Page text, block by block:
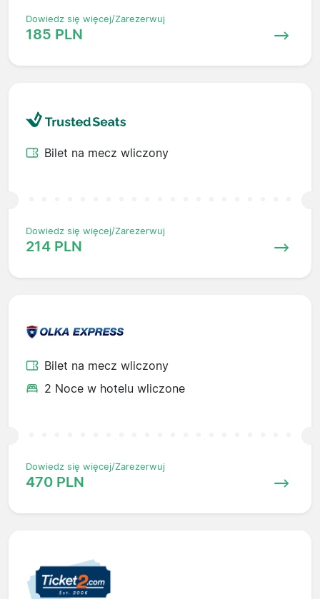
Dowiedz się więcej/Zarezerwuj
185 PLN
Bilet na mecz wliczony
Dowiedz się więcej/Zarezerwuj
214 PLN
Bilet na mecz wliczony
2 Noce w hotelu wliczone
Dowiedz się więcej/Zarezerwuj
470 PLN